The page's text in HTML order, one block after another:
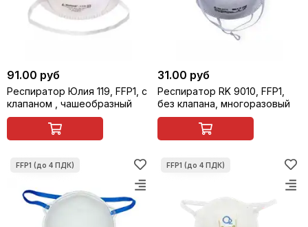
91.00 руб
Респиратор Юлия 119, FFP1, с
клапаном , чашеобразный
31.00 руб
Респиратор RK 9010, FFP1,
без клапана, многоразовый